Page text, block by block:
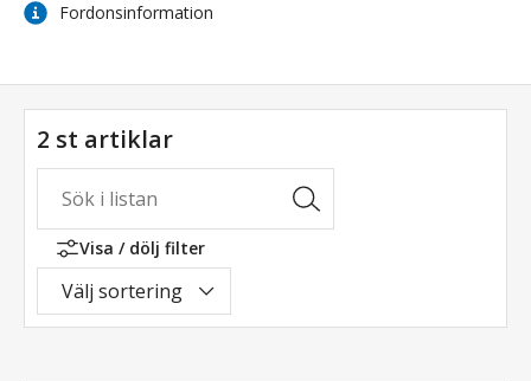
Fordonsinformation
2 st artiklar
Visa / dölj filter
Välj sortering